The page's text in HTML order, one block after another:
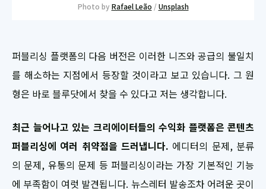
Photo by Rafael Leão /Unsplash
퍼블리싱 플랫폼의 다음 버전은 이러한 니즈와 공급의 불일치
를 해소하는 지점에서 등장할 것이라고 보고 있습니다. 그 원
형은 바로 블루닷에서 찾을 수 있다고 저는 생각합니다.
최근 늘어나고 있는 크리에이터들의 수익화 플랫폼은 콘텐츠
퍼블리싱에 여러 취약점을 드러냅니다. 에디터의 문제, 분류
의 문제, 유통의 문제 등 퍼블리싱이라는 가장 기본적인 기능
에 부족함이 여럿 발견됩니다. 뉴스레터 발송조차 어려운 곳이